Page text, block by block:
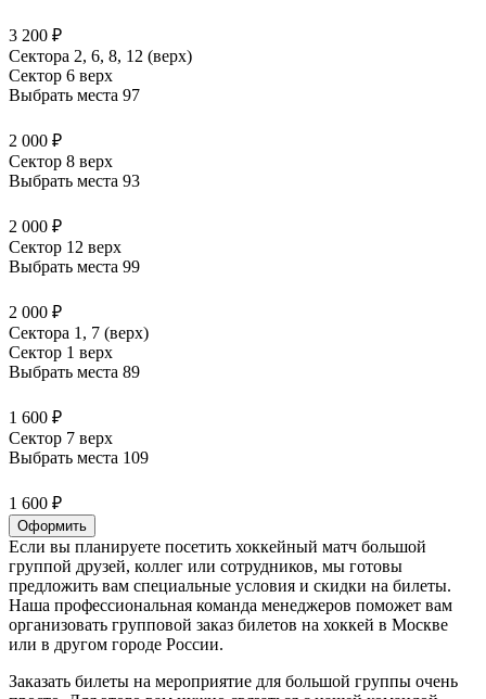
3 200 ₽
Сектора 2, 6, 8, 12 (верх)
Сектор 6 верх
Выбрать места 97
2 000 ₽
Сектор 8 верх
Выбрать места 93
2 000 ₽
Сектор 12 верх
Выбрать места 99
2 000 ₽
Сектора 1, 7 (верх)
Сектор 1 верх
Выбрать места 89
1 600 ₽
Сектор 7 верх
Выбрать места 109
1 600 ₽
Оформить
Если вы планируете посетить хоккейный матч большой
группой друзей, коллег или сотрудников, мы готовы
предложить вам специальные условия и скидки на билеты.
Наша профессиональная команда менеджеров поможет вам
организовать групповой заказ билетов на хоккей в Москве
или в другом городе России.
Заказать билеты на мероприятие для большой группы очень